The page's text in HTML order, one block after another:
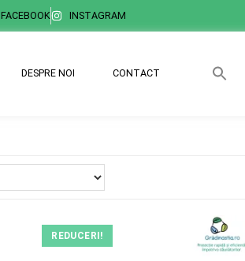
FACEBOOK INSTAGRAM
DESPRE NOI CONTACT
REDUCERI!